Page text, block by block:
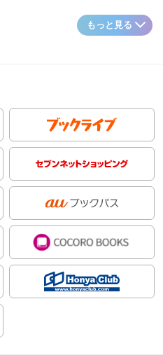
もっと見る